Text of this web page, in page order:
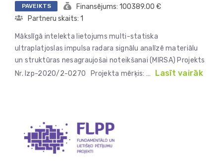
PAVEIKTS
Finansējums: 100389.00 €
Partneru skaits: 1
Mākslīgā intelekta lietojums multi-statiska
ultraplatjoslas impulsa radara signālu analīzē materiālu
un struktūras nesagraujošai noteikšanai (MIRSA) Projekts
Nr. lzp-2020/2-0270 Projekta mērķis: …
Lasīt vairāk